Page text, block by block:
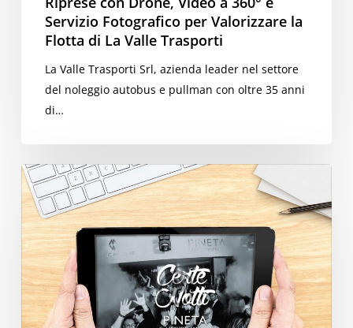
Trasporti
Servizio Fotografico per Valorizzare la
Flotta di La Valle Trasporti
La Valle Trasporti Srl, azienda leader nel settore
del noleggio autobus e pullman con oltre 35 anni
di…
Video
Certe
Notti
105
–
Pineta
Luxury
Hall